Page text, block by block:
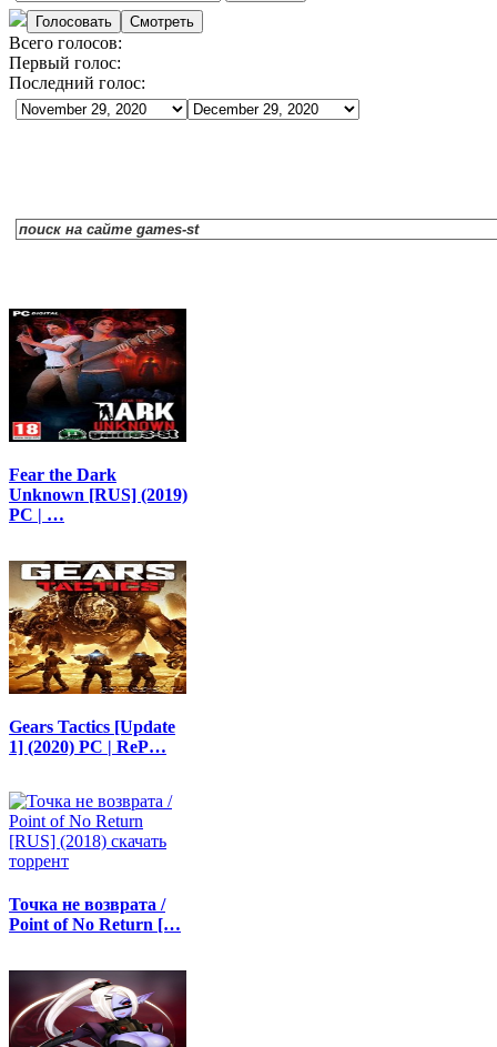
Всего голосов:
Первый голос:
Последний голос:
Fear the Dark
Unknown [RUS] (2019)
PC | …
Gears Tactics [Update
1] (2020) PC | ReP…
Точка не возврата /
Point of No Return […